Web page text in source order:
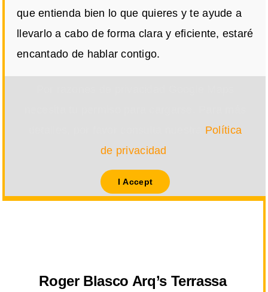
que entienda bien lo que quieres y te ayude a
llevarlo a cabo de forma clara y eficiente, estaré
encantado de hablar contigo.
Política
de privacidad
I Accept
Roger Blasco Arq’s Terrassa